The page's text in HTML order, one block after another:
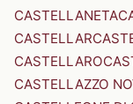
CASTELLANETA
CASTELLAR
CASTELLARO
CASTELLAZZO